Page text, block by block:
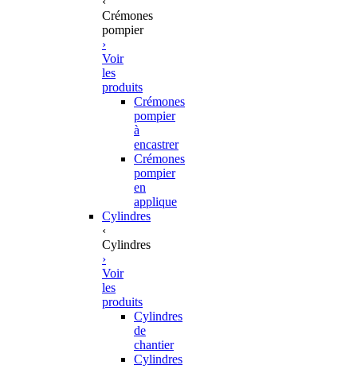
Crémones
pompier
›
Voir
les
produits
Crémones
pompier
à
encastrer
Crémones
pompier
en
applique
Cylindres
‹
Cylindres
›
Voir
les
produits
Cylindres
de
chantier
Cylindres